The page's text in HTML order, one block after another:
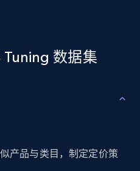
Tuning 数据集
产品与类目，制定定价策